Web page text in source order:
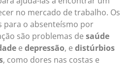
no mercado de trabalho. Os
para o absenteísmo por
são problemas de saúde
e depressão, e distúrbios
, como dores nas costas e